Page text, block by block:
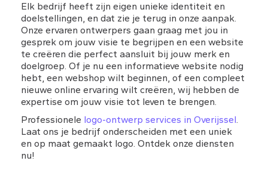
Elk bedrijf heeft zijn eigen unieke identiteit en
doelstellingen, en dat zie je terug in onze aanpak.
Onze ervaren ontwerpers gaan graag met jou in
gesprek om jouw visie te begrijpen en een website
te creëren die perfect aansluit bij jouw merk en
doelgroep. Of je nu een informatieve website nodig
hebt, een webshop wilt beginnen, of een compleet
nieuwe online ervaring wilt creëren, wij hebben de
expertise om jouw visie tot leven te brengen.
Professionele logo-ontwerp services in Overijssel.
Laat ons je bedrijf onderscheiden met een uniek
en op maat gemaakt logo. Ontdek onze diensten
nu!